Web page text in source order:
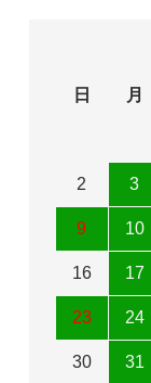
日
月
2 3
9 10
16 17
23 24
30 31